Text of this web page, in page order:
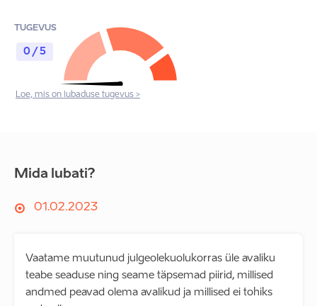
TUGEVUS
0 / 5
Loe, mis on lubaduse tugevus >
Mida lubati?
01.02.2023
Vaatame muutunud julgeolekuolukorras üle avaliku
teabe seaduse ning seame täpsemad piirid, millised
andmed peavad olema avalikud ja millised ei tohiks